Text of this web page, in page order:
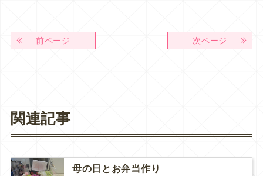
前ページ 次ページ
関連記事
母の日とお弁当作り